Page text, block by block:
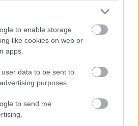
to enable storage
like cookies on web or
apps.
data to be sent to
purposes.
to send me
és bal hátsó felfüggesztést is
beleértve a féltengelyeket. A
ezt lehetővé teszik, így
kezdhet.